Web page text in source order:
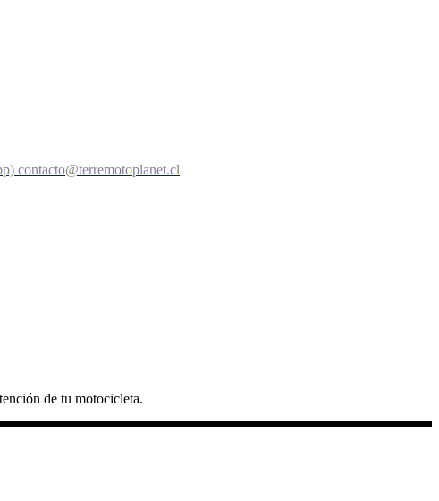
contacto@terremotoplanet.cl
de tu motocicleta.